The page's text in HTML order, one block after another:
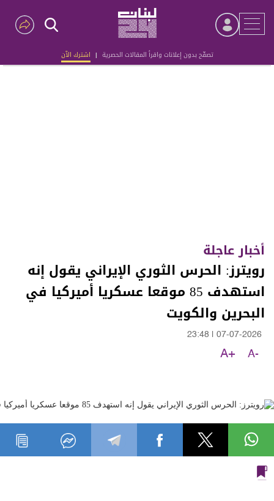
تصفّح بدون إعلانات واقرأ المقالات الحصرية | اشترك الآن
Advertisement
أخبار عاجلة
رويترز: الحرس الثوري الإيراني يقول إنه
استهدف 85 موقعا عسكريا أميركيا في
البحرين والكويت
07-07-2026
23:48
A-
A+